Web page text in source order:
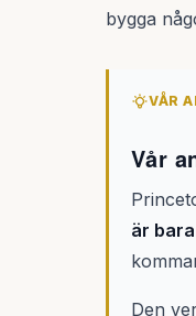
bygga
VÅR
Vår
är
Den